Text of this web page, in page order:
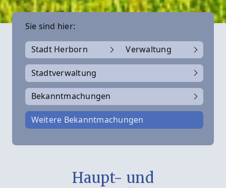
Sie sind hier:
Stadt Herborn Verwaltung
Stadtverwaltung
Bekanntmachungen
Weitere Bekanntmachungen
Haupt- und